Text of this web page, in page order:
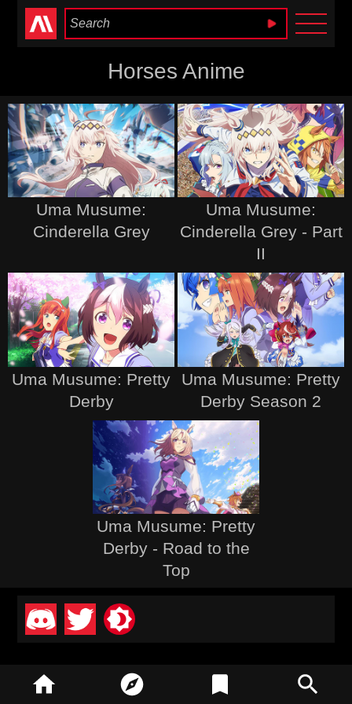
Anime Heaven
Horses Anime
Uma Musume:
Cinderella Grey
Uma Musume:
Cinderella Grey - Part
II
Uma Musume: Pretty
Derby
Uma Musume: Pretty
Derby Season 2
Uma Musume: Pretty
Derby - Road to the
Top